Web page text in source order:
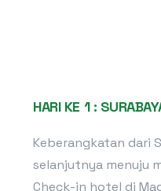
HARI KE 1 :
Keberangkatan dari
selanjutnya menuju
Check-in hotel di